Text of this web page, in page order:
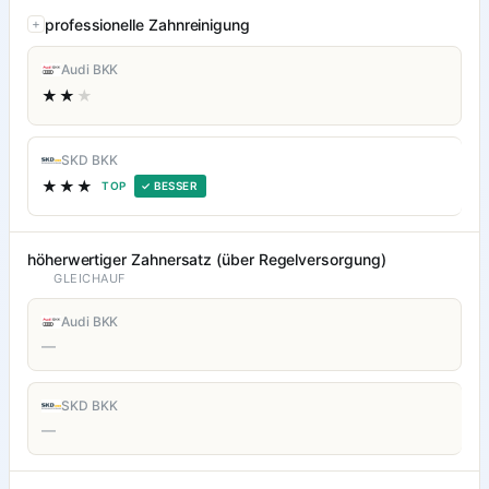
professionelle Zahnreinigung
Audi BKK
★★ ★
SKD BKK
★★★ TOP ✓ BESSER
höherwertiger Zahnersatz (über Regelversorgung)
GLEICHAUF
Audi BKK
—
SKD BKK
—